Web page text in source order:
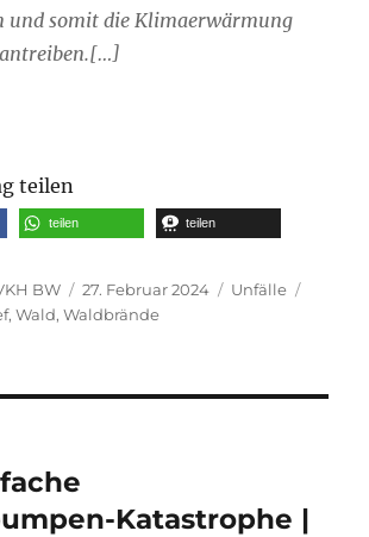
und somit die Klimaerwärmung
teilen
teilen teilen
BW
Veröffentlicht
am
27. Februar 2024 Kategorien
Unfälle
,Wald,Waldbrände
Katastrophe |